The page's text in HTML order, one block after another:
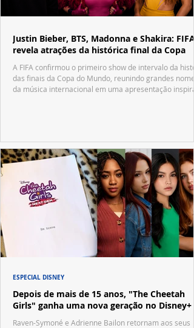
Justin Bieber, BTS, Madonna e Shakira: FIFA
revela atrações da histórica final da Copa
A FIFA confirmou o primeiro show de intervalo da
das finais da Copa do Mundo, reunindo grandes nomes
da música internacional em uma apresentação
Depois de mais de 15 anos, "The Cheetah
Girls" ganha uma nova geração no Disney+
Raven-Symoné e Adrienne Bailon retornam aos seus
ESPECIAL DISNEY